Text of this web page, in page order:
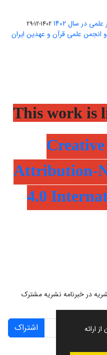
ارائه
در سال 1402 1402-12-29
انجمن علمی قرآن و عهدین ایران
This work is
Attribution-
4.0
در خبرنامه نشریه مشترک
اشتراک